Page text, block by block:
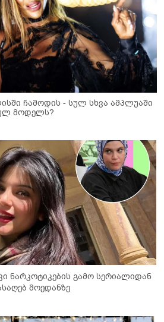
ჩამოდის - სულ სხვა ამპლუაში
მოდელს?
ნარკოტიკების გამო სერიალიდან
მოედანზე